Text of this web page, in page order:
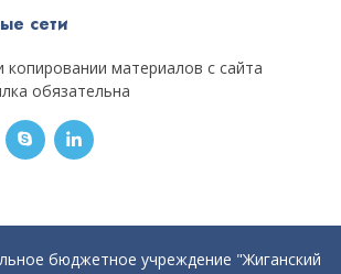
сети
копировании материалов с сайта
обязательна
бюджетное учреждение "Жиганский